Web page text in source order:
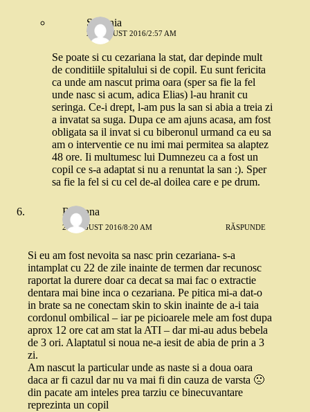
Stefania
28 AUGUST 2016/2:57 AM
Se poate si cu cezariana la stat, dar depinde mult
de conditiile spitalului si de copil. Eu sunt fericita
ca unde am nascut prima oara (sper sa fie la fel
unde nasc si acum, adica Elias) l-au hranit cu
seringa. Ce-i drept, l-am pus la san si abia a treia zi
a invatat sa suga. Dupa ce am ajuns acasa, am fost
obligata sa il invat si cu biberonul urmand ca eu sa
am o interventie ce nu imi mai permitea sa alaptez
48 ore. Ii multumesc lui Dumnezeu ca a fost un
copil ce s-a adaptat si nu a renuntat la san :). Sper
sa fie la fel si cu cel de-al doilea care e pe drum.
Rocsana
27 AUGUST 2016/8:20 AM RĂSPUNDE
Si eu am fost nevoita sa nasc prin cezariana- s-a
intamplat cu 22 de zile inainte de termen dar recunosc
raportat la durere doar ca decat sa mai fac o extractie
dentara mai bine inca o cezariana. Pe pitica mi-a dat-o
in brate sa ne conectam skin to skin inainte de a-i taia
cordonul ombilical – iar pe picioarele mele am fost dupa
aprox 12 ore cat am stat la ATI – dar mi-au adus bebela
de 3 ori. Alaptatul si noua ne-a iesit de abia de prin a 3
zi.
Am nascut la particular unde as naste si a doua oara
daca ar fi cazul dar nu va mai fi din cauza de varsta 🙁
din pacate am inteles prea tarziu ce binecuvantare
reprezinta un copil